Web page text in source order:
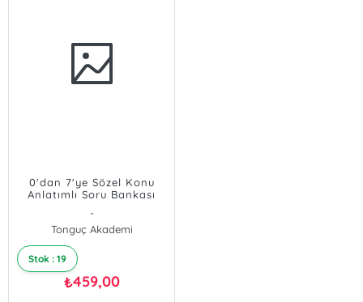
0'dan 7'ye Sözel Konu
Anlatımlı Soru Bankası
-
Tonguç Akademi
Stok : 19
₺459,00